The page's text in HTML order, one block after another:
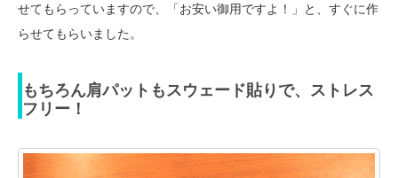
せてもらっていますので、「お安い御用ですよ！」と、すぐに作
らせてもらいました。
もちろん肩パットもスウェード貼りで、ストレス
フリー！